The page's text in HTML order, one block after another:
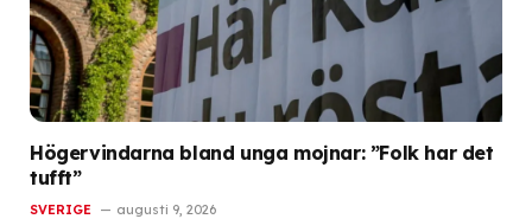
Högervindarna bland unga mojnar: ”Folk har det
tufft”
SVERIGE augusti 9, 2026